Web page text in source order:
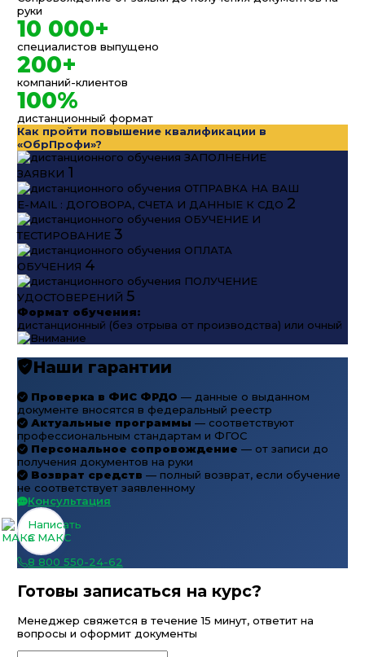
руки
10 000+
специалистов выпущено
200+
компаний-клиентов
100%
дистанционный формат
Как пройти повышение квалификации в
«ОбрПрофи»?
ЗАПОЛНЕНИЕ
ЗАЯВКИ 1
ОТПРАВКА НА ВАШ
E-MAIL : ДОГОВОРА, СЧЕТА И ДАННЫЕ К СДО 2
ОБУЧЕНИЕ И
ТЕСТИРОВАНИЕ 3
ОПЛАТА
ОБУЧЕНИЯ 4
ПОЛУЧЕНИЕ
УДОСТОВЕРЕНИЙ 5
Формат обучения:
дистанционный (без отрыва от производства) или очный
Наши гарантии
Проверка в ФИС ФРДО — данные о выданном
документе вносятся в федеральный реестр
Актуальные программы — соответствуют
профессиональным стандартам и ФГОС
Персональное сопровождение — от записи до
получения документов на руки
Возврат средств — полный возврат, если обучение
не соответствует заявленному
Консультация
Написать
в МАКС
8 800 550-24-62
Готовы записаться на курс?
Менеджер свяжется в течение 15 минут, ответит на
вопросы и оформит документы